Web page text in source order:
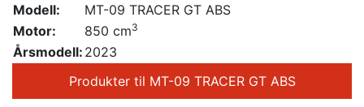
Modell:
MT-09 TRACER GT ABS
Motor:
850 cm3
Årsmodell: 2023
Produkter til MT-09 TRACER GT ABS